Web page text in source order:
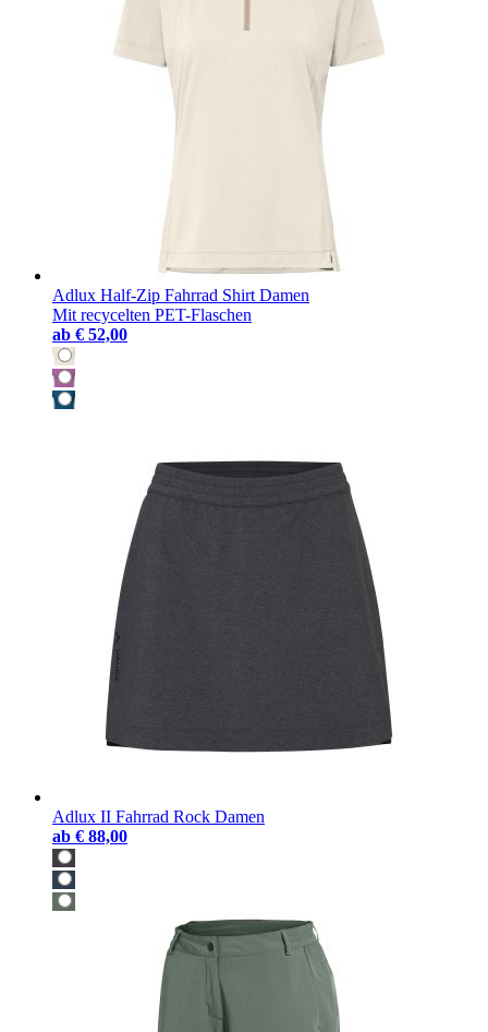
Adlux Half-Zip Fahrrad Shirt Damen
Mit recycelten PET-Flaschen
ab € 52,00
Adlux II Fahrrad Rock Damen
ab € 88,00